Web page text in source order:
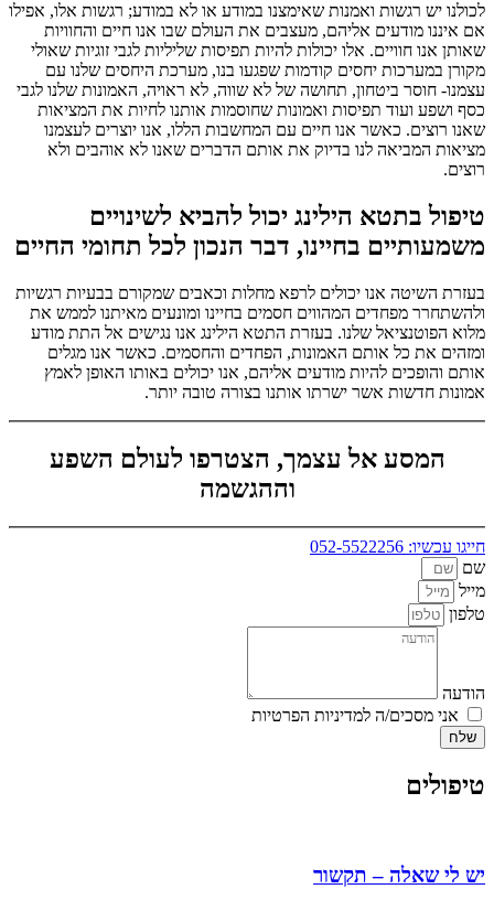
לכולנו יש רגשות ואמנות שאימצנו במודע או לא במודע; רגשות אלו, אפילו
אם איננו מודעים אליהם, מעצבים את העולם שבו אנו חיים והחוויות
שאותן אנו חוויים. אלו יכולות להיות תפיסות שליליות לגבי זוגיות שאולי
מקורן במערכות יחסים קודמות שפגעו בנו, מערכת היחסים שלנו עם
עצמנו- חוסר ביטחון, תחושה של לא שווה, לא ראויה, האמונות שלנו לגבי
כסף ושפע ועוד תפיסות ואמונות שחוסמות אותנו לחיות את המציאות
שאנו רוצים. כאשר אנו חיים עם המחשבות הללו, אנו יוצרים לעצמנו
מציאות המביאה לנו בדיוק את אותם הדברים שאנו לא אוהבים ולא
רוצים.
טיפול בתטא הילינג יכול להביא לשינויים
משמעותיים בחיינו, דבר הנכון לכל תחומי החיים
בעזרת השיטה אנו יכולים לרפא מחלות וכאבים שמקורם בבעיות רגשיות
ולהשתחרר מפחדים המהווים חסמים בחיינו ומונעים מאיתנו לממש את
מלוא הפוטנציאל שלנו. בעזרת התטא הילינג אנו נגישים אל התת מודע
ומזהים את כל אותם האמונות, הפחדים והחסמים. כאשר אנו מגלים
אותם והופכים להיות מודעים אליהם, אנו יכולים באותו האופן לאמץ
אמונות חדשות אשר ישרתו אותנו בצורה טובה יותר.
המסע אל עצמך, הצטרפו לעולם השפע
וההגשמה
חייגו עכשיו: 052-5522256
שם
מייל
טלפון
הודעה
אני מסכים/ה למדיניות הפרטיות
שלח
טיפולים
יש לי שאלה – תקשור